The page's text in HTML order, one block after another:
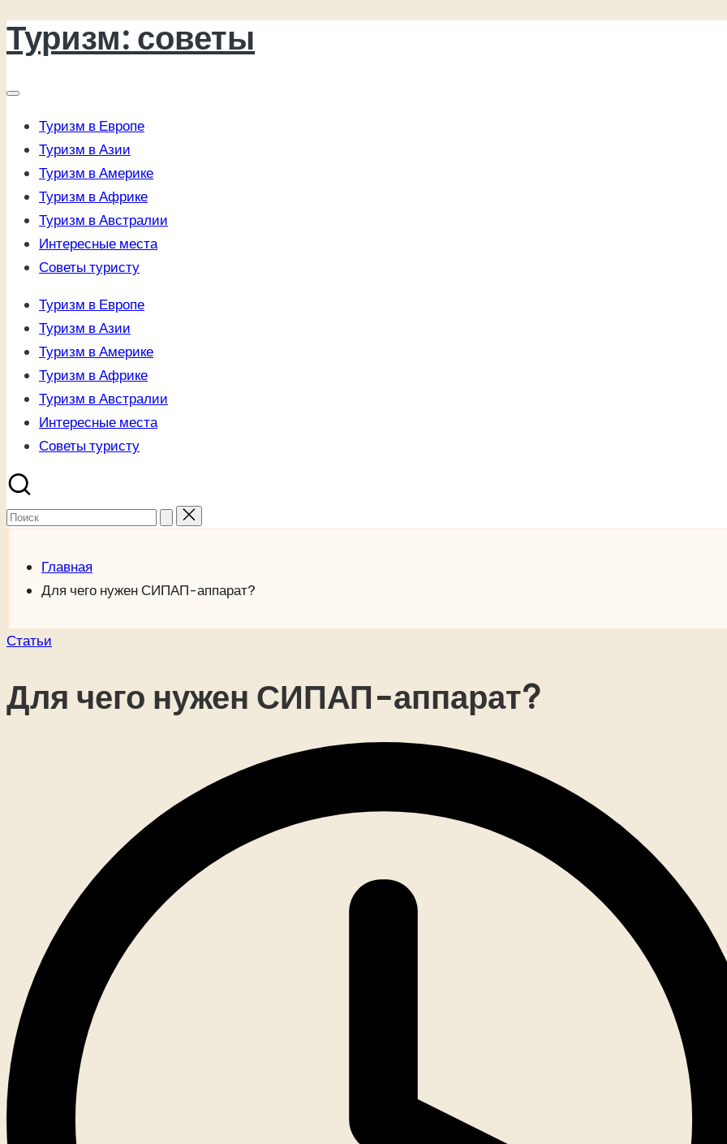
Перейти
к
Туризм: советы
Туризм в Европе
Туризм в Азии
Туризм в Америке
Туризм в Африке
Туризм в Австралии
Интересные места
Советы туристу
Туризм в Европе
Туризм в Азии
Туризм в Америке
Туризм в Африке
Туризм в Австралии
Интересные места
Советы туристу
Поиск
Главная
Для чего нужен СИПАП-аппарат?
Опубликовано
Статьи
Для чего нужен СИПАП-аппарат?